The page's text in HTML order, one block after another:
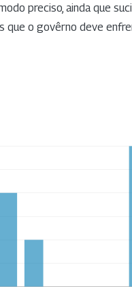
preciso, ainda que
que o govêrno deve